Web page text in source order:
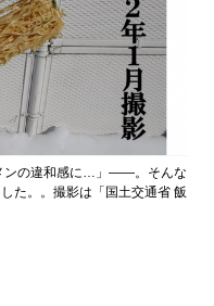
ンの違和感に…」――。そんな
た。。撮影は「国土交通省 飯